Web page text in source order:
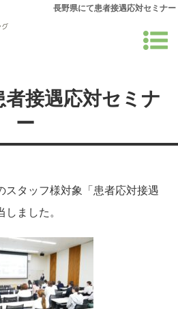
長野県にて患者接遇応対セミナー
接遇応対セミナ
ー
スタッフ様対象「患者応対接遇
ました。